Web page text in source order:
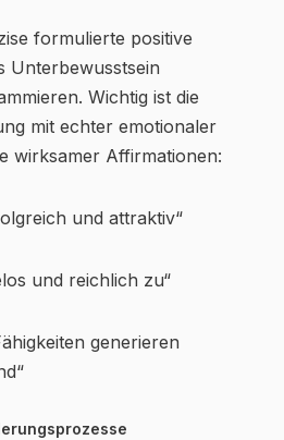
formulierte positive
Unterbewusstsein
Wichtig ist die
mit echter emotionaler
wirksamer Affirmationen:
und attraktiv“
und reichlich zu“
generieren